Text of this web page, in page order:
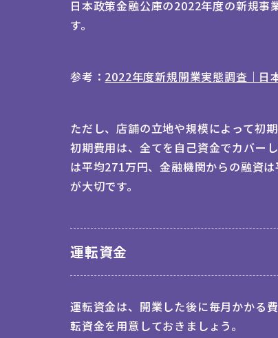
日本政策金融公庫の2022年度の新規
す。
参考： 2022年度新規開業実態調査｜日
ただし、店舗の立地や規模によって初
初期費用は、全てを自己資金でカバー
は平均271万円、金融機関からの融資
が大切です。
運転資金
運転資金は、開業した後に毎月かかる
転資金を用意しておきましょう。